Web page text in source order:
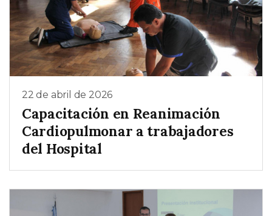
22 de abril de 2026
Capacitación en Reanimación
Cardiopulmonar a trabajadores
del Hospital